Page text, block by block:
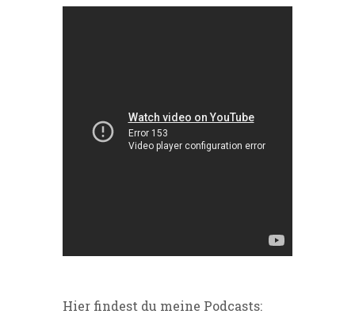
Hier findest du meine Podcasts: